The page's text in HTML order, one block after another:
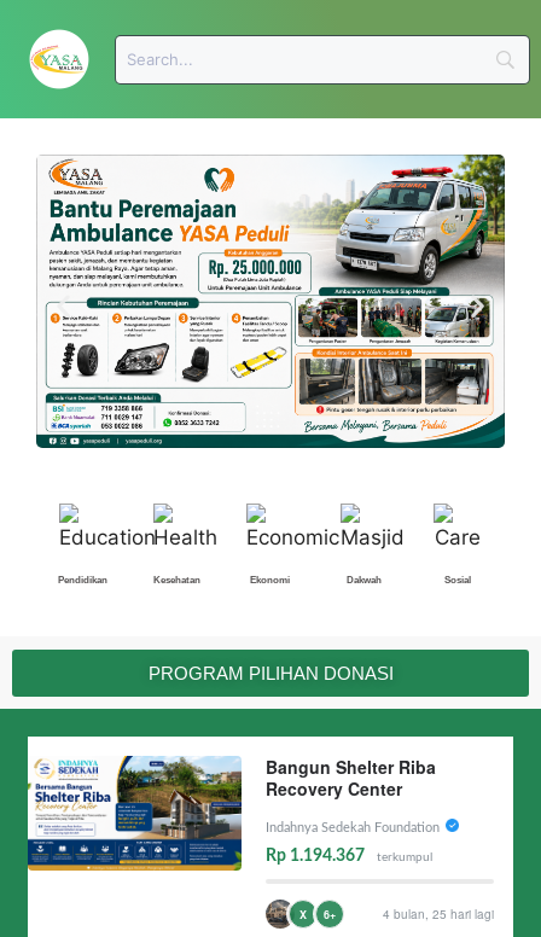
Pendidikan Kesehatan Ekonomi Dakwah Sosial
PROGRAM PILIHAN DONASI
Bangun Shelter Riba
Recovery Center
Indahnya Sedekah Foundation
Rp 1.194.367 terkumpul
X 6+ 4 bulan, 25 hari lagi